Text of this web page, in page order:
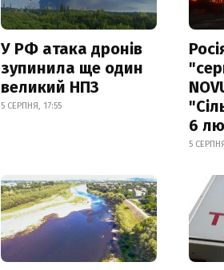
У РФ атака дронів
зупинила ще один
великий НПЗ
5 СЕРПНЯ, 17:55
6
5